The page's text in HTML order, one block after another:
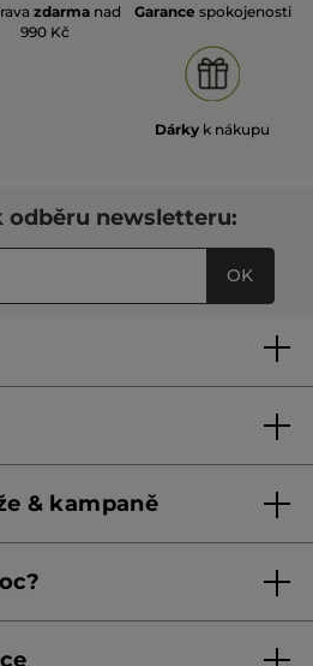
zdarma nad
990 Kč
Garance spokojenosti
Dárky k nákupu
odběru newsletteru:
OK
od 1. 6. 2026
& kampaně